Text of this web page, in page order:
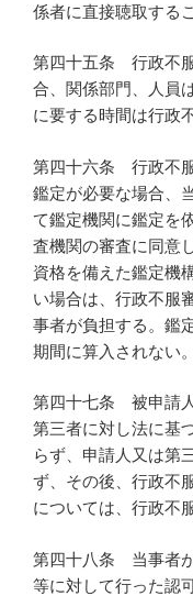
係者に直接聴取する
第四十五条 行政不
合、関係部門、人員
に要する時間は行政
第四十六条 行政不
鑑定が必要な場合、
て鑑定機関に鑑定を
査機関の審査に同意
資格を備えた鑑定機
い場合は、行政不服
事者が負担する。鑑
期間に算入されない。
第四十七条 被申請
第三者に対し法に基
らず、申請人又は第
ず、その後、行政不
については、行政不
第四十八条 当事者
等に対して行った認